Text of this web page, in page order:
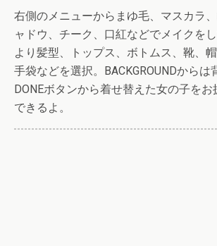
右側のメニューからまゆ毛、マスカラ
ャドウ、チーク、口紅などでメイクを
より髪型、トップス、ボトムス、靴、帽
手袋などを選択。BACKGROUNDからは
DONEボタンから着せ替えた女の子を
できるよ。